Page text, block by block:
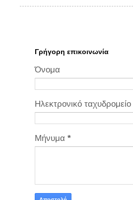
Γρήγορη επικοινωνία
Όνομα
Ηλεκτρονικό ταχυδρομείο
Μήνυμα *